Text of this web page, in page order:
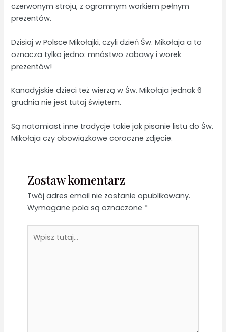
czerwonym stroju, z ogromnym workiem pełnym
prezentów.
Dzisiaj w Polsce Mikołajki, czyli dzień Św. Mikołaja a to
oznacza tylko jedno: mnóstwo zabawy i worek
prezentów!
Kanadyjskie dzieci też wierzą w Św. Mikołaja jednak 6
grudnia nie jest tutaj świętem.
Są natomiast inne tradycje takie jak pisanie listu do Św.
Mikołaja czy obowiązkowe coroczne zdjęcie.
Zostaw komentarz
Twój adres email nie zostanie opublikowany.
Wymagane pola są oznaczone *
tutaj...